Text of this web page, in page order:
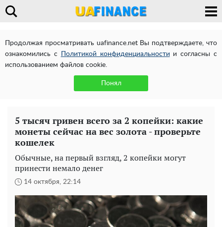
Продолжая просматривать uafinance.net Вы подтверждаете, что
ознакомились с
Политикой конфиденциальности и согласны с
использованием файлов cookie.
Понял
5 тысяч гривен всего за 2 копейки: какие
монеты сейчас на вес золота - проверьте
кошелек
Обычные, на первый взгляд, 2 копейки могут
принести немало денег
14 октября, 22:14